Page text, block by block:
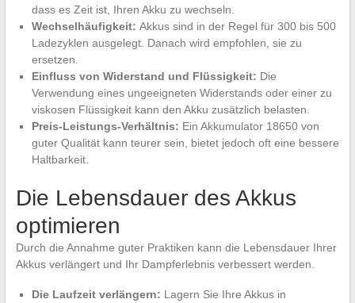
dass es Zeit ist, Ihren Akku zu wechseln.
Wechselhäufigkeit: Akkus sind in der Regel für 300 bis 500
Ladezyklen ausgelegt. Danach wird empfohlen, sie zu
ersetzen.
Einfluss von Widerstand und Flüssigkeit: Die
Verwendung eines ungeeigneten Widerstands oder einer zu
viskosen Flüssigkeit kann den Akku zusätzlich belasten.
Preis-Leistungs-Verhältnis: Ein Akkumulator 18650 von
guter Qualität kann teurer sein, bietet jedoch oft eine bessere
Haltbarkeit.
Die Lebensdauer des Akkus
optimieren
Durch die Annahme guter Praktiken kann die Lebensdauer Ihrer
Akkus verlängert und Ihr Dampferlebnis verbessert werden.
Die Laufzeit verlängern: Lagern Sie Ihre Akkus in